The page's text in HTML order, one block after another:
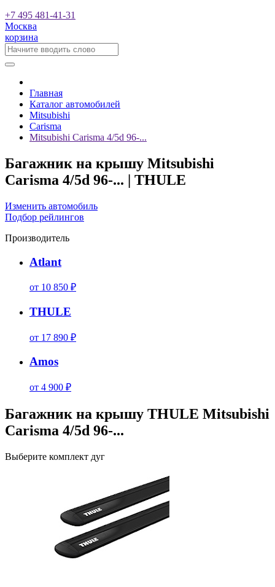
+7 495 481-41-31
Москва
корзина
Главная
Каталог автомобилей
Mitsubishi
Carisma
Mitsubishi Carisma 4/5d 96-...
Багажник на крышу Mitsubishi
Carisma 4/5d 96-... | THULE
Изменить автомобиль
Подбор рейлингов
Производитель
Atlant
от 10 850 ₽
THULE
от 17 890 ₽
Amos
от 4 900 ₽
Багажник на крышу THULE Mitsubishi
Carisma 4/5d 96-...
Выберите комплект дуг